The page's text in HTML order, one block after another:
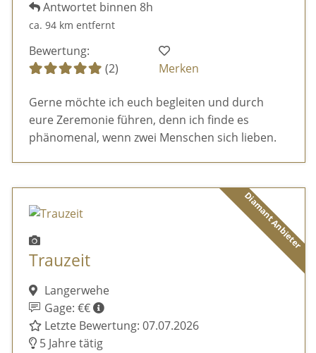
Antwortet binnen 8h
ca. 94 km entfernt
Bewertung:
(2)
Merken
Gerne möchte ich euch begleiten und durch
eure Zeremonie führen, denn ich finde es
phänomenal, wenn zwei Menschen sich lieben.
Diamant Anbieter
Trauzeit
Langerwehe
Gage: €€
Letzte Bewertung: 07.07.2026
5 Jahre tätig